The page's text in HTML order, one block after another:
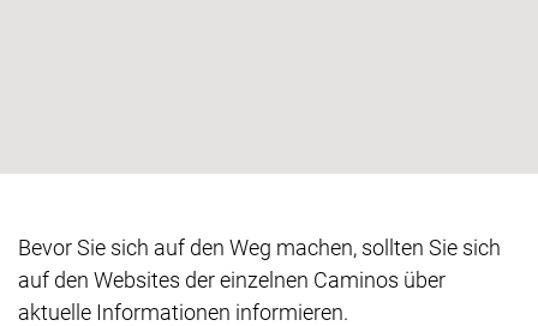
Bevor Sie sich auf den Weg machen, sollten Sie sich
auf den Websites der einzelnen Caminos über
aktuelle Informationen informieren.